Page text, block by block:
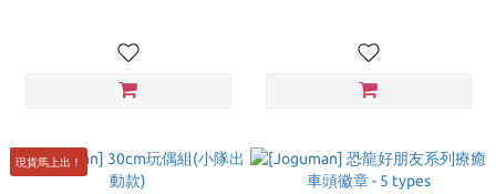
現貨馬上出！